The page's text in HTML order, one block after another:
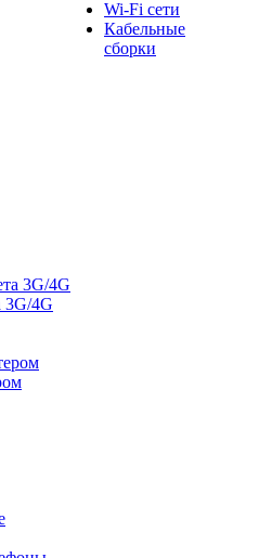
Wi-Fi сети
Кабельные
сборки
3G/4G